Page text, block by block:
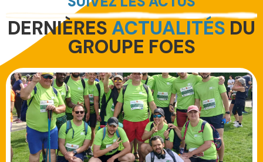
DERNIÈRESACTUALITÉS DU
GROUPE FOES